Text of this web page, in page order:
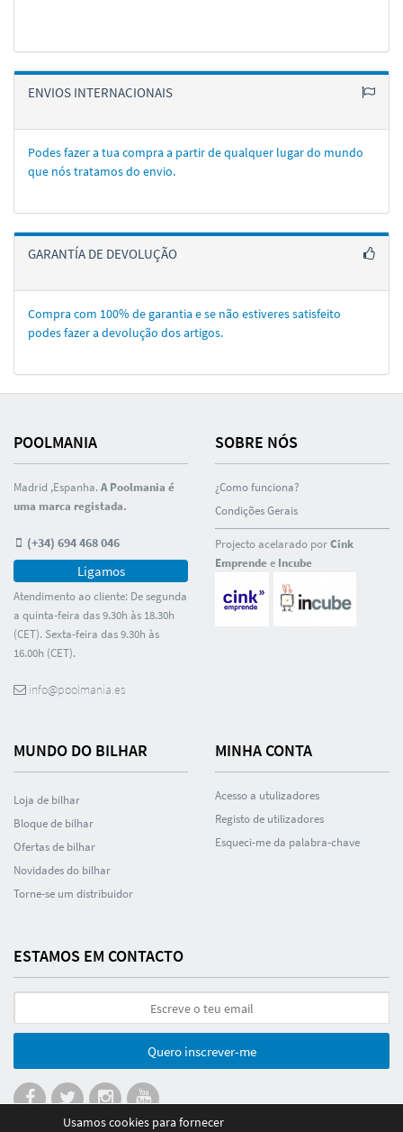
ENVIOS INTERNACIONAIS
Podes fazer a tua compra a partir de qualquer lugar do mundo
que nós tratamos do envio.
GARANTÍA DE DEVOLUÇÃO
Compra com 100% de garantia e se não estiveres satisfeito
podes fazer a devolução dos artigos.
POOLMANIA
Madrid ,Espanha.A Poolmania é
uma marca registada.
(+34) 694 468 046
Ligamos
Atendimento ao cliente: De segunda
a quinta-feira das 9.30h às 18.30h
(CET). Sexta-feira das 9.30h às
16.00h (CET).
info@poolmania.es
SOBRE NÓS
¿Como funciona?
Condições Gerais
Projecto acelarado porCink
Emprendee Incube
MUNDO DO BILHAR
Loja de bilhar
Bloque de bilhar
Ofertas de bilhar
Novidades do bilhar
Torne-se um distribuidor
MINHA CONTA
Acesso a utulizadores
Registo de utilizadores
Esqueci-me da palabra-chave
ESTAMOS EM CONTACTO
Quero inscrever-me
Usamos cookies para fornecer